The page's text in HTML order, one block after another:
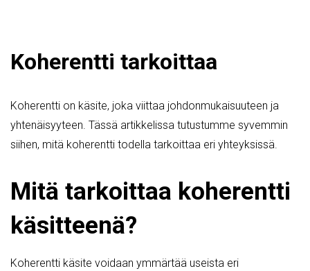
Koherentti tarkoittaa
Koherentti on käsite, joka viittaa johdonmukaisuuteen ja
yhtenäisyyteen. Tässä artikkelissa tutustumme syvemmin
siihen, mitä koherentti todella tarkoittaa eri yhteyksissä.
Mitä tarkoittaa koherentti
käsitteenä?
Koherentti käsite voidaan ymmärtää useista eri